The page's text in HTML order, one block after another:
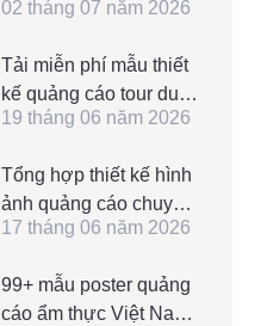
sĩ tưởng niệm anh
tượng và đẹp nhất
02 tháng 07 năm 2026
Tải miễn phí mẫu thiết
kế quảng cáo tour du
lịch ấn tượng, chỉnh
chóng
19 tháng 06 năm 2026
Tổng hợp thiết kế hình
ảnh quảng cáo chuyên
nghiệp và đa dạng
nhiều lĩnh vực
17 tháng 06 năm 2026
99+ mẫu poster quảng
cáo ẩm thực Việt Nam